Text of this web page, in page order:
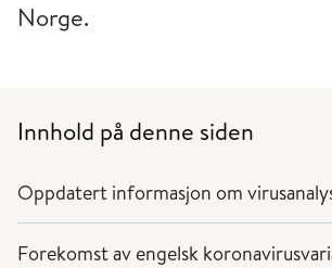
Norge.
Innhold på denne siden
Oppdatert informasjon om
Forekomst av engelsk